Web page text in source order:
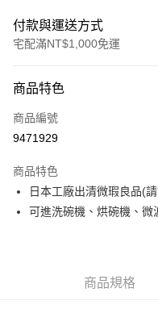
付款與運送方式
宅配滿NT$1,000免運
信用卡一次付款
LINE Pay
街口支付
悠遊付
商品特色
商品編號
9471929
商品特色
日本工廠出清微瑕良品(
可進洗碗機、烘碗機、微
商品規格